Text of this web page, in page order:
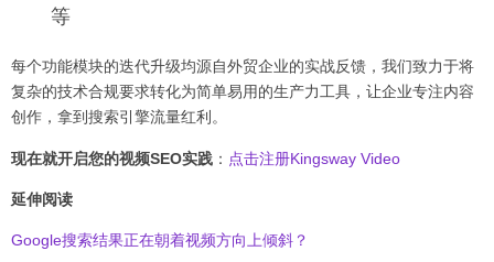
等
每个功能模块的迭代升级均源自外贸企业的实战反馈，我们致力于将
复杂的技术合规要求转化为简单易用的生产力工具，让企业专注内容
创作，拿到搜索引擎流量红利。
现在就开启您的视频SEO实践 ： 点击注册Kingsway Video
延伸阅读
Google搜索结果正在朝着视频方向上倾斜？